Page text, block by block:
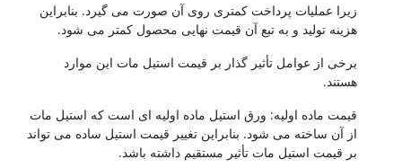
زیرا عملیات پرداخت کمتری روی آن صورت می گیرد. بنابراین
هزینه تولید و به تبع آن قیمت نهایی محصول کمتر می شود.
برخی از عوامل تأثیر گذار بر قیمت استیل مات این موارد
هستند.
قیمت ماده اولیه: ورق استیل ماده اولیه ای است که استیل مات
از آن ساخته می شود. بنابراین تغییر قیمت استیل ساده می تواند
بر قیمت استیل مات تأثیر مستقیم داشته باشد.